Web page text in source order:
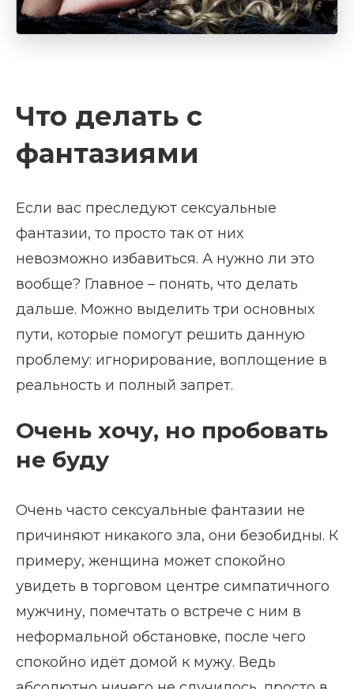
Что делать с
фантазиями
Если вас преследуют сексуальные
фантазии, то просто так от них
невозможно избавиться. А нужно ли это
вообще? Главное – понять, что делать
дальше. Можно выделить три основных
пути, которые помогут решить данную
проблему: игнорирование, воплощение в
реальность и полный запрет.
Очень хочу, но пробовать
не буду
Очень часто сексуальные фантазии не
причиняют никакого зла, они безобидны. К
примеру, женщина может спокойно
увидеть в торговом центре симпатичного
мужчину, помечтать о встрече с ним в
неформальной обстановке, после чего
спокойно идёт домой к мужу. Ведь